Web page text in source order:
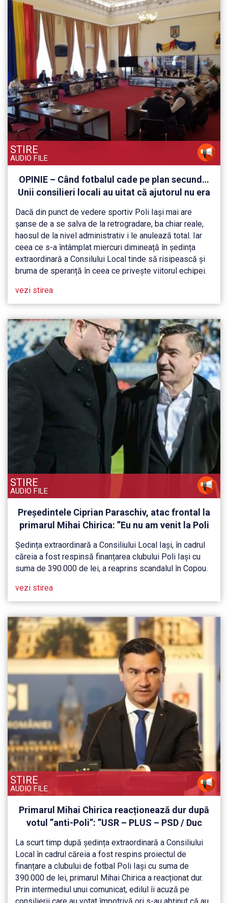
STIRE
AUDIO FILE
OPINIE – Când fotbalul cade pe plan secund…
Unii consilieri locali au uitat că ajutorul nu era
Antohi sau Comitetul Director… Ci pentru
echipa de fotbal a Iașiului. Au dat un vot
împotriva unei persoane, dar care s-a răsfrânt
asupra echipei
Dacă din punct de vedere sportiv Poli Iași mai are
șanse de a se salva de la retrogradare, ba chiar reale,
haosul de la nivel administrativ i le anulează total. Iar
ceea ce s-a întâmplat miercuri dimineață în ședința
extraordinară a Consilului Local tinde să risipească și
bruma de speranță în ceea ce privește viitorul echipei.
vezi stirea
STIRE
AUDIO FILE
Președintele Ciprian Paraschiv, atac frontal la
primarul Mihai Chirica: ”Eu nu am venit la Poli
înainte de campania electorală”
Ședința extraordinară a Consiliului Local Iași, în cadrul
căreia a fost respinsă finanțarea clubului Poli Iași cu
suma de 390.000 de lei, a reaprins scandalul în Copou.
vezi stirea
STIRE
AUDIO FILE
Primarul Mihai Chirica reacționează dur după
votul ”anti-Poli”: ”USR – PLUS – PSD / Duc
La scurt timp după ședința extraordinară a Consiliului
Local în cadrul căreia a fost respins proiectul de
finanțare a clubului de fotbal Poli Iași cu suma de
390.000 de lei, primarul Mihai Chirica a reacționat dur.
Prin intermediul unui comunicat, edilul îi acuză pe